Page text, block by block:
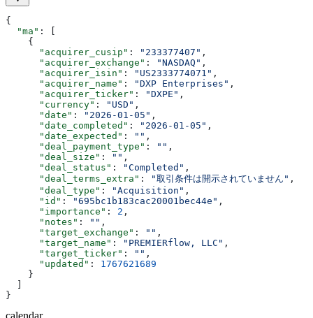
{
  "ma"
: [
    {
      "acquirer_cusip"
: "233377407" ,
      "acquirer_exchange"
: "NASDAQ" ,
      "acquirer_isin"
: "US2333774071" ,
      "acquirer_name"
: "DXP Enterprises" ,
      "acquirer_ticker"
: "DXPE" ,
      "currency"
: "USD" ,
      "date"
: "2026-01-05" ,
      "date_completed"
: "2026-01-05" ,
      "date_expected"
: "" ,
      "deal_payment_type"
: "" ,
      "deal_size"
: "" ,
      "deal_status"
: "Completed" ,
      "deal_terms_extra"
: "取引条件は開示されていません" ,
      "deal_type"
: "Acquisition" ,
      "id"
: "695bc1b183cac20001bec44e" ,
      "importance"
: 2 ,
      "notes"
: "" ,
      "target_exchange"
: "" ,
      "target_name"
: "PREMIERflow, LLC" ,
      "target_ticker"
: "" ,
      "updated"
: 1767621689
    }
}